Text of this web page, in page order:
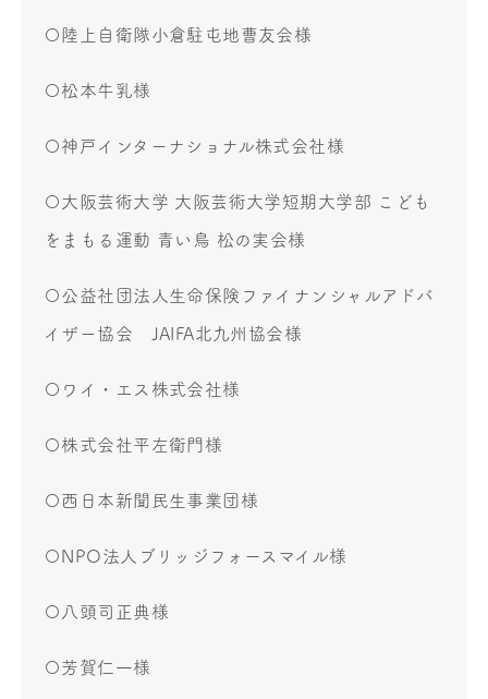
〇陸上自衛隊小倉駐屯地曹友会様
〇松本牛乳様
〇神戸インターナショナル株式会社様
〇大阪芸術大学 大阪芸術大学短期大学部 こども
をまもる運動 青い鳥 松の実会様
〇公益社団法人生命保険ファイナンシャルアドバ
イザー協会 JAIFA北九州協会様
〇ワイ・エス株式会社様
〇株式会社平左衛門様
〇西日本新聞民生事業団様
〇NPO法人ブリッジフォースマイル様
〇八頭司正典様
〇芳賀仁一様